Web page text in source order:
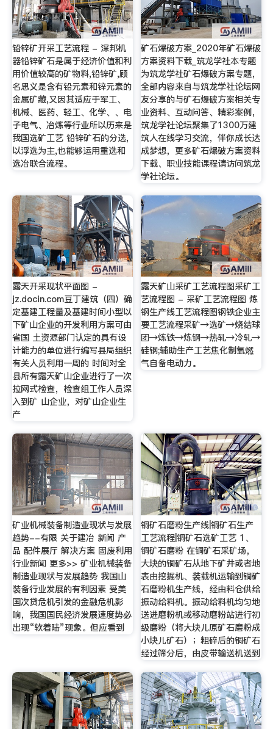
铅锌矿开采工艺流程 - 深邦机
器铅锌矿石是属于经济价值和利
用价值较高的矿物料,铅锌矿,顾
名思义是含有铅元素和锌元素的
金属矿藏,又因其适应于军工、
机械、医药、轻工、化学、、电
子电气、冶炼等行业所以历来是
我国选矿工艺 铅锌矿石的分选,
以浮选为主,也能够运用重选和
选冶联合流程。
矿石爆破方案_2020年矿石爆破
方案资料下载_筑龙学社本专题
为筑龙学社矿石爆破方案专题，
全部内容来自与筑龙学社论坛网
友分享的与矿石爆破方案相关专
业资料、互动问答、精彩案例，
筑龙学社论坛聚集了1300万建
筑人在线学习交流，伴你成长达
成梦想，更多矿石爆破方案资料
下载、职业技能课程请访问筑龙
学社论坛。
露天开采现状平面图 -
jz.docin.com豆丁建筑（四）确
定基建工程量及基建时间小型以
下矿山企业的开发利用方案可由
省国 土资源部门认定的具有设
计能力的单位进行编写县局组织
有关人员利用一周的 时间对全
县所有露天矿山企业进行了一次
拉网式检查，检查组工作人员深
入到矿 山企业，对矿山企业生
产
露天矿山采矿工艺流程图采矿工
艺流程图 - 采矿工艺流程图 炼
钢生产线工艺流程图钢铁企业主
要工艺流程采矿→选矿→烧结球
团→炼铁→炼钢→热轧→冷轧→
硅钢;辅助生产工艺焦化制氧燃
气自备电动力。
矿业机械装备制造业现状与发展
趋势--有限 关于建冶 新闻 产
品 配件展厅 解决方案 固废利用
行业新闻 更多>> 矿业机械装备
制造业现状与发展趋势 我国山
装备行业发展的有利因素 受美
国次贷危机引发的金融危机影
响，我国国民经济发展速度势必
出现“软着陆”现象。但应看到
铜矿石磨粉生产线|铜矿石生产
工艺流程|铜矿石选矿工艺 1、
铜矿石磨粉 在铜矿石采矿场，
大块的铜矿石从地下矿井或者地
表由挖掘机、装载机运输到铜矿
石磨粉机生产线，经由料仓供给
振动给料机。振动给料机均匀地
送进磨粉机或移动磨粉站进行初
级磨粉（将大块儿原矿石磨粉成
小块儿矿石）；粗碎后的铜矿石
经过筛分后，由皮带输送机送到